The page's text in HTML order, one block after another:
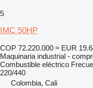
5
IMC 50HP
COP 72.220.000 ≈ EUR
Maquinaria industrial -
Combustible eléctrico
220/440
Colombia, Cali